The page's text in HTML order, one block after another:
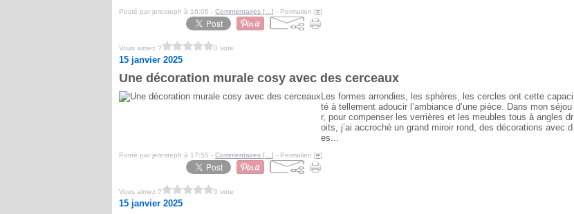
Posté par jeresteph à 16:06 - Commentaires [ ] - Permalien [#]
Vous aimez ? 0 vote
15 janvier 2025
Une décoration murale cosy avec des cerceaux
Les formes arrondies, les sphères, les cercles ont cette capaci
té à tellement adoucir l’ambiance d’une pièce. Dans mon séjou
r, pour compenser les verrières et les meubles tous à angles dr
oits, j’ai accroché un grand miroir rond, des décorations avec d
es...
Posté par jeresteph à 17:55 - Commentaires [ ] - Permalien [#]
Vous aimez ? 0 vote
15 janvier 2025